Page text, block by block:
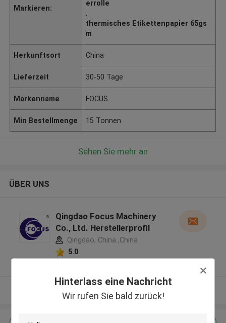
Hinterlass eine Nachricht
Wir rufen Sie bald zurück!
Markieren:
errolle
,
thermisches Etikettenpapier 65gs
m
Herkunftsort China
Lieferzeit 30-50 Tage
Markenname FOCUS
Min Bestellmenge 15 Tonnen
Sehen Sie mehr an
ÜBER UNS
Qingdao Focus Machinery
Co., Ltd. Herstellerprofil
Qingdao, China ,China
5.0
Sehen Sie mehr an